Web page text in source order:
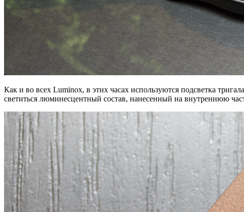
Как и во всех Luminox, в этих часах используются подсветка
светиться люминесцентный состав, нанесенный на внутреннюю